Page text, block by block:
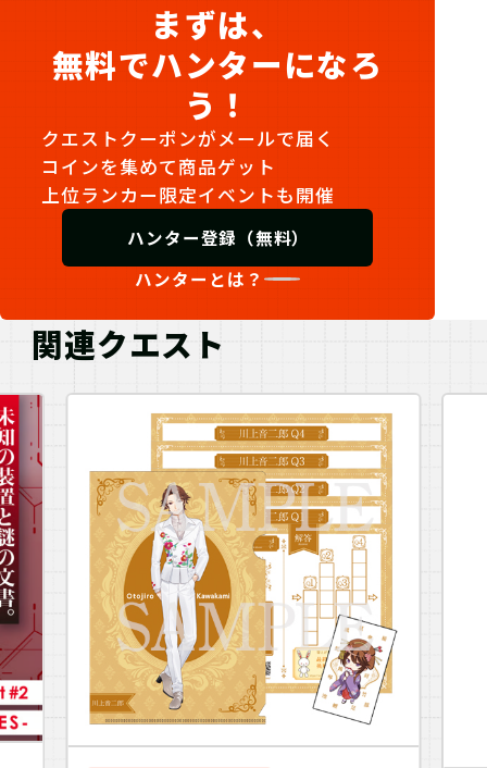
ストーリーを読んで謎を解こう！ひと
りでチャレンジするもよし、お友達や
家族と協力するのもよし！
074.発見報告をする
マイページで【クリアキーワード】を
入力して、ポイント手に入れよう！
まずは、
無料でハンターになろ
う！
クエストクーポンがメールで届く
コインを集めて商品ゲット
上位ランカー限定イベントも開催
ハンター登録（無料）
ハンターとは？
関連クエスト